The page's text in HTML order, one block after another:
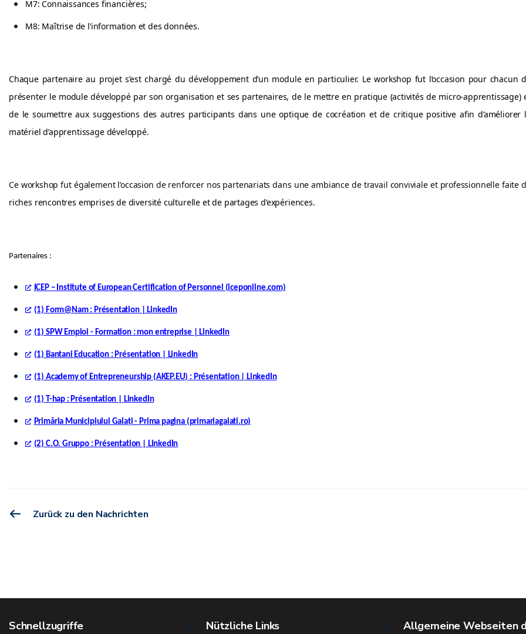
M7: Connaissances financières;
M8: Maîtrise de l’information et des données.
Chaque partenaire au projet s’est chargé du développement d’un module en particulier. Le workshop fut l’occasion pour chacun
présenter le module développé par son organisation et ses partenaires, de le mettre en pratique (activités de micro-apprentissage)
de le soumettre aux suggestions des autres participants dans une optique de cocréation et de critique positive afin d’améliorer
matériel d’apprentissage développé.
Ce workshop fut également l’occasion de renforcer nos partenariats dans une ambiance de travail conviviale et professionnelle faite
riches rencontres emprises de diversité culturelle et de partages d’expériences.
Partenaires :
ICEP – Institute of European Certification of Personnel (iceponline.com)
(1) Form@Nam : Présentation | LinkedIn
(1) SPW Emploi - Formation : mon entreprise | LinkedIn
(1) Bantani Education : Présentation | LinkedIn
(1) Academy of Entrepreneurship (AKEP.EU) : Présentation | LinkedIn
(1) T-hap : Présentation | LinkedIn
Primăria Municipiului Galați - Prima pagina (primariagalati.ro)
(2) C.O. Gruppo : Présentation | LinkedIn
Zurück zu den Nachrichten
Schnellzugriffe Nützliche Links
Allgemeine Webseiten